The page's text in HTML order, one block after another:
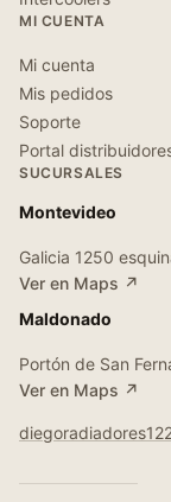
MI CUENTA
Mi cuenta
Mis pedidos
Soporte
Portal
SUCURSALES
Montevideo
Galicia 1250
Ver en Maps ↗
Maldonado
Portón de San
Ver en Maps ↗